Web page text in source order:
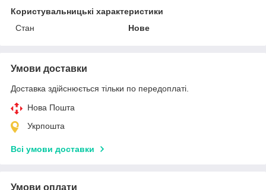
Користувальницькі характеристики
Стан
Нове
Умови доставки
Доставка здійснюється тільки по передоплаті.
Нова Пошта
Укрпошта
Всі умови доставки
Умови оплати